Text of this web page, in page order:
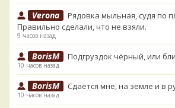
Verona
Рядовка мыльная, судя по
Правильно сделали, что не взяли.
9 часов назад
BorisM Подгруздок чёрный, или
10 часов назад
BorisM Сдаётся мне, на земле и в
10 часов назад